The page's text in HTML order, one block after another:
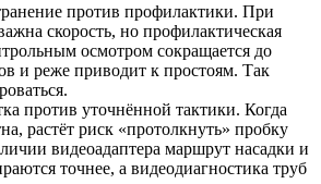
против профилактики. При
скорость, но профилактическая
осмотром сокращается до
и реже приводит к простоям. Так
против уточнённой тактики. Когда
растёт риск «протолкнуть» пробку
видеоадаптера маршрут насадки и
точнее, а видеодиагностика труб